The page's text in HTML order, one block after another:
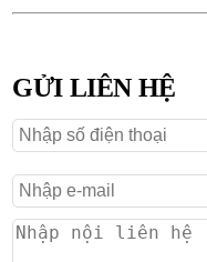
GỬI LIÊN HỆ